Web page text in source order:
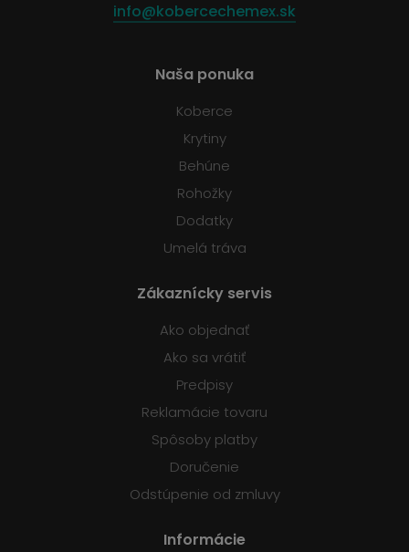
info@kobercechemex.sk
Naša ponuka
Koberce
Krytiny
Behúne
Rohožky
Dodatky
Umelá tráva
Zákaznícky servis
Ako objednať
Ako sa vrátiť
Predpisy
Reklamácie tovaru
Spôsoby platby
Doručenie
Odstúpenie od zmluvy
Informácie